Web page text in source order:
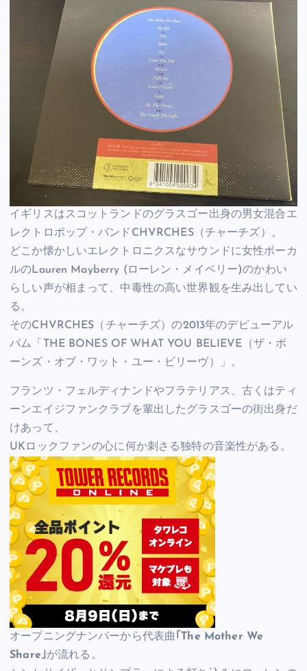
イギリスはスコットランドのグラスゴー出身の男女混合エ
レクトロポップ・バンドCHVRCHES（チャーチズ）。
どこか懐かしいエレクトロニクスなサウンドに女性ボーカ
ルのLauren Mayberry (ローレン・メイベリー)のかわい
らしい声が相まって、中毒性の高い世界観を生み出してい
る。
そのCHVRCHES（チャーチズ）の2013年のデビューアル
バム「THE BONES OF WHAT YOU BELIEVE（ザ・ボ
ーンズ・オブ・ワット・ユー・ビリーヴ）」。
フランツ・フェルディナンドやフラテリアス、古くはティ
ーンエイジファンクラブを輩出したグラスゴーの街出身だ
けあって、
UKロックファンの心に何か刺さる独特の音楽性がある。
オープニングナンバーから代表曲 ｢The Mother We
Share｣ が流れる。